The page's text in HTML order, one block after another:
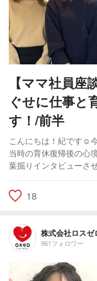
【ママ社員座
ぐせに仕事と
す！/前半
こんにちは！紀です☺︎
当時の育休復帰後の心
葉掘りインタビューさ
18
株式会社ロスゼ
961フォロワー